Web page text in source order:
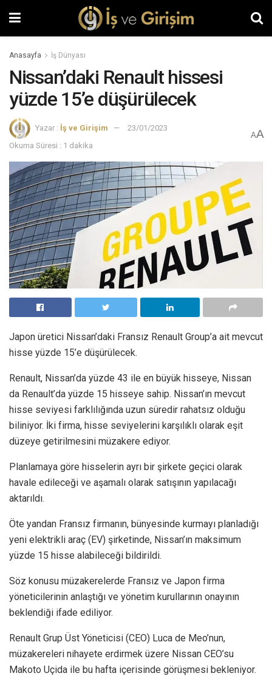
Anasayfa İş Dünyası
Nissan’daki Renault hissesi
yüzde 15’e düşürülecek
Yazar : İş ve Girişim
23/01/2023
Okuma Süresi : 1 dakika
AA
Japon üretici Nissan’daki Fransız Renault Group’a ait mevcut
hisse yüzde 15’e düşürülecek.
Renault, Nissan’da yüzde 43 ile en büyük hisseye, Nissan
da Renault’da yüzde 15 hisseye sahip. Nissan’ın mevcut
hisse seviyesi farklılığında uzun süredir rahatsız olduğu
biliniyor. İki firma, hisse seviyelerini karşılıklı olarak eşit
düzeye getirilmesini müzakere ediyor.
Planlamaya göre hisselerin ayrı bir şirkete geçici olarak
havale edileceği ve aşamalı olarak satışının yapılacağı
aktarıldı.
Öte yandan Fransız firmanın, bünyesinde kurmayı planladığı
yeni elektrikli araç (EV) şirketinde, Nissan’ın maksimum
yüzde 15 hisse alabileceği bildirildi.
Söz konusu müzakerelerde Fransız ve Japon firma
yöneticilerinin anlaştığı ve yönetim kurullarının onayının
beklendiği ifade ediliyor.
Renault Grup Üst Yöneticisi (CEO) Luca de Meo’nun,
müzakereleri nihayete erdirmek üzere Nissan CEO’su
Makoto Uçida ile bu hafta içerisinde görüşmesi bekleniyor.